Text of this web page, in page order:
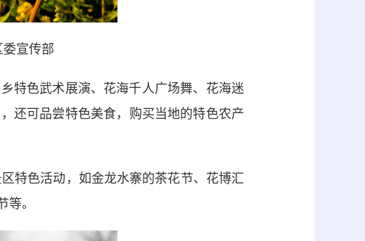
宣传部
色武术展演、花海千人广场舞、花海迷
还可品尝特色美食，购买当地的特色农产
特色活动，如金龙水寨的茶花节、花博汇
。